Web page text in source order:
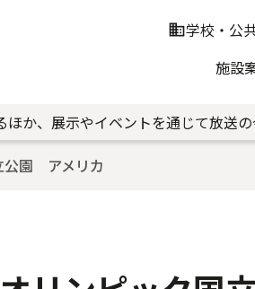
business学校・公
施設
か、展示やイベントを通じて放送の
公園 アメリカ